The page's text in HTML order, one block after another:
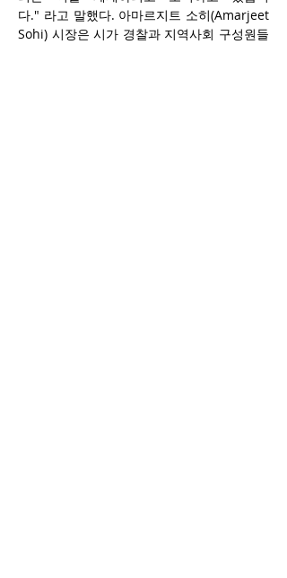
다." 라고 말했다. 아마르지트 소히(Amarjeet
Sohi) 시장은 시가 경찰과 지역사회 구성원들